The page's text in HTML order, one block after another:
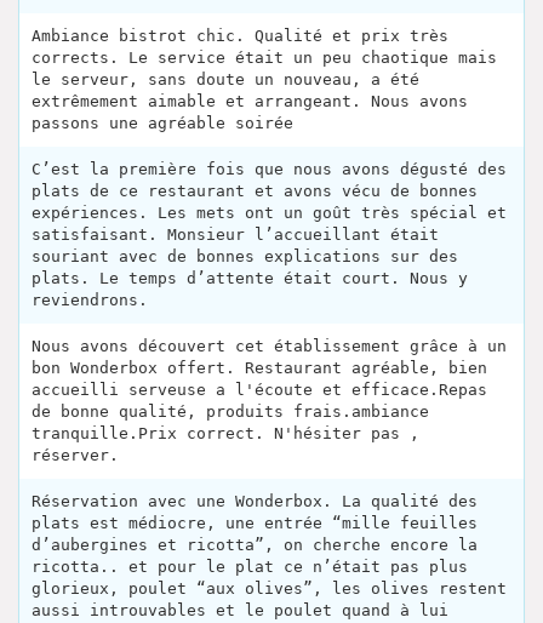
Ambiance bistrot chic. Qualité et prix très
corrects. Le service était un peu chaotique mais
le serveur, sans doute un nouveau, a été
extrêmement aimable et arrangeant. Nous avons
passons une agréable soirée
C’est la première fois que nous avons dégusté des
plats de ce restaurant et avons vécu de bonnes
expériences. Les mets ont un goût très spécial et
satisfaisant. Monsieur l’accueillant était
souriant avec de bonnes explications sur des
plats. Le temps d’attente était court. Nous y
reviendrons.
Nous avons découvert cet établissement grâce à un
bon Wonderbox offert. Restaurant agréable, bien
accueilli serveuse a l'écoute et efficace.Repas
de bonne qualité, produits frais.ambiance
tranquille.Prix correct. N'hésiter pas ,
réserver.
Réservation avec une Wonderbox. La qualité des
plats est médiocre, une entrée “mille feuilles
d’aubergines et ricotta”, on cherche encore la
ricotta.. et pour le plat ce n’était pas plus
glorieux, poulet “aux olives”, les olives restent
aussi introuvables et le poulet quand à lui